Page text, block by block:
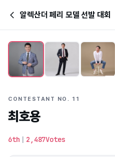
알렉산더 페리 모델 선발 대회
CONTESTANT NO. 11
최호용
6th | 2,487Votes